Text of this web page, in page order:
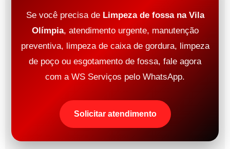
Se você precisa de Limpeza de fossa na Vila
Olímpia, atendimento urgente, manutenção
preventiva, limpeza de caixa de gordura, limpeza
de poço ou esgotamento de fossa, fale agora
com a WS Serviços pelo WhatsApp.
Solicitar atendimento